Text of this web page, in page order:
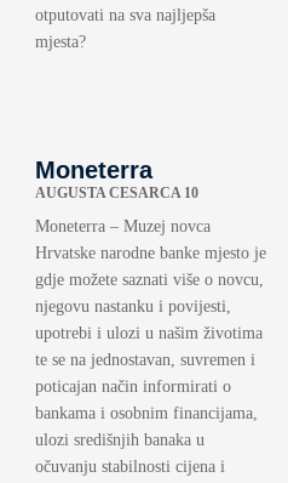
otputovati na sva najljepša
mjesta?
Moneterra
AUGUSTA CESARCA 10
Moneterra – Muzej novca
Hrvatske narodne banke mjesto je
gdje možete saznati više o novcu,
njegovu nastanku i povijesti,
upotrebi i ulozi u našim životima
te se na jednostavan, suvremen i
poticajan način informirati o
bankama i osobnim financijama,
ulozi središnjih banaka u
očuvanju stabilnosti cijena i